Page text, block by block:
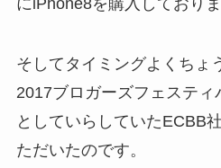
そしてタイミングよくちょ
2017ブロガーズフェステ
としていらしていたECBB
ただいたのです。